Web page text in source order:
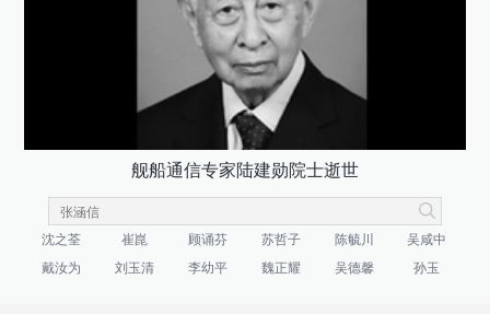
舰船通信专家陆建勋院士逝世
沈之荃 崔崑 顾诵芬 苏哲子 陈毓川
吴咸中
戴汝为
刘玉清 李幼平 魏正耀 吴德馨 孙玉